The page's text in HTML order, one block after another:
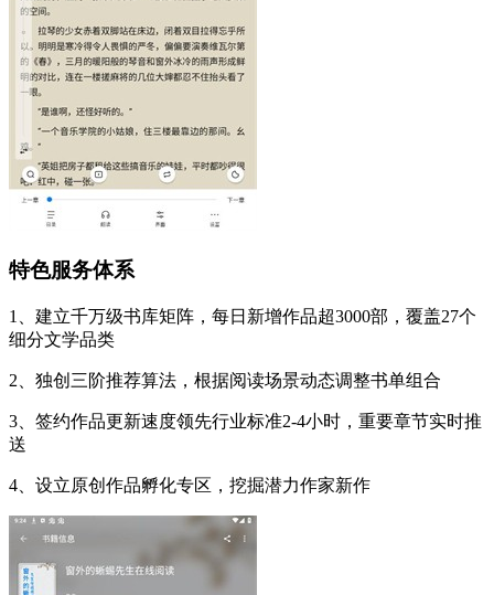
特色服务体系
1、建立千万级书库矩阵，每日新增作品超3000部，覆盖27个
细分文学品类
2、独创三阶推荐算法，根据阅读场景动态调整书单组合
3、签约作品更新速度领先行业标准2-4小时，重要章节实时推
送
4、设立原创作品孵化专区，挖掘潜力作家新作